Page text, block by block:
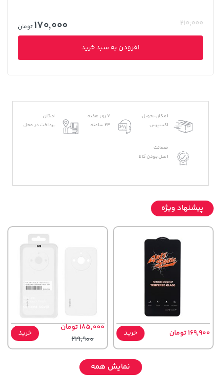
210,000
170,000 تومان
افزودن به سبد خرید
امکان تحویل
اکسپرس
7 روز هفته
24 ساعته
امکان
پرداخت در محل
ضمانت
اصل بودن کالا
پیشنهاد ویژه
169,900 تومان خرید
185,000 تومان
219,900
خرید
نمایش همه